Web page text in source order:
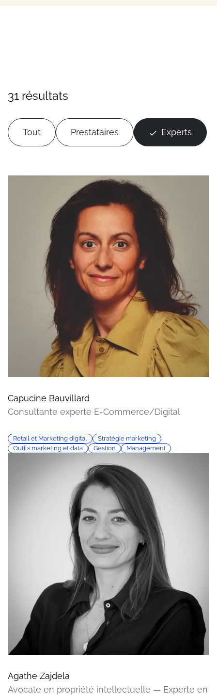
31 résultats
Tout Prestataires Experts
Capucine Bauvillard
Consultante experte E-Commerce/Digital
Retail et Marketing digital
Stratégie marketing
Outils marketing et data
Gestion Management
Agathe Zajdela
Avocate en propriété intellectuelle — Experte en